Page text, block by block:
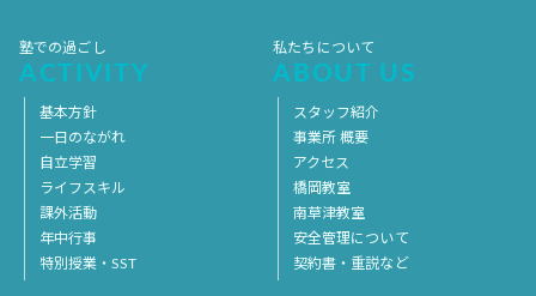
塾での過ごし
ACTIVITY
基本方針
一日のながれ
自立学習
ライフスキル
課外活動
年中行事
特別授業・SST
私たちについて
ABOUT US
スタッフ紹介
事業所 概要
アクセス
橋岡教室
南草津教室
安全管理について
契約書・重説など